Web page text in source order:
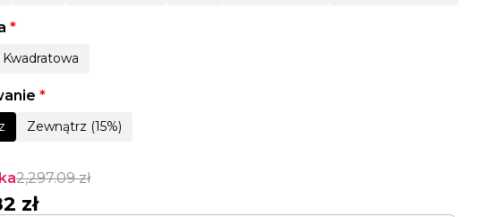
*
Kwadratowa
*
Zewnątrz (15%)
2,297.09zł
zł